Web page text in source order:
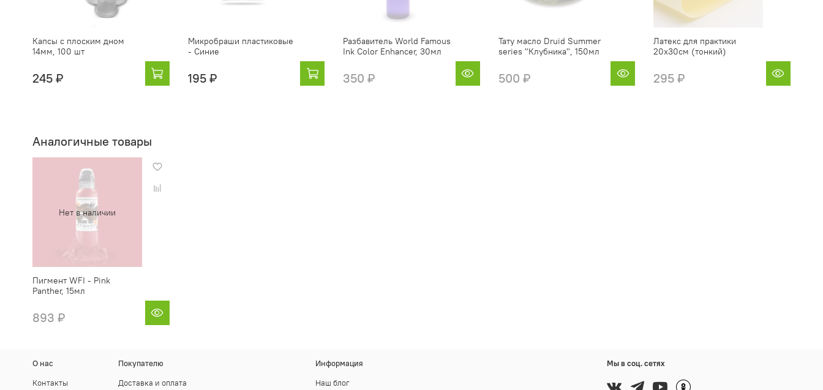
Капсы с плоским дном
14мм, 100 шт
245 ₽
Микробраши пластиковые
- Синие
195 ₽
Разбавитель World Famous
Ink Color Enhancer, 30мл
350 ₽
Тату масло Druid Summer
series "Клубника", 150мл
500 ₽
Латекс для практики
20x30см (тонкий)
295 ₽
Аналогичные товары
Нет в наличии
Пигмент WFI - Pink
Panther, 15мл
893 ₽
О нас
Контакты
Покупателю
Доставка и оплата
Информация
Наш блог
Мы в соц. сетях